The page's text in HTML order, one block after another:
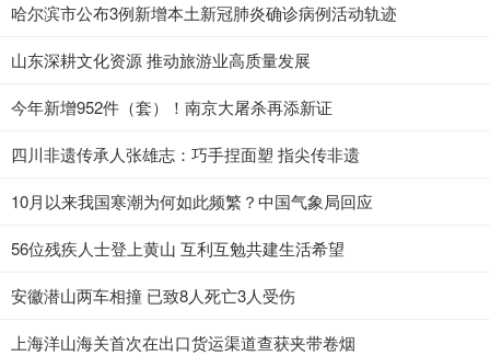
哈尔滨市公布3例新增本土新冠肺炎确诊病例活动轨迹
山东深耕文化资源 推动旅游业高质量发展
今年新增952件（套）！南京大屠杀再添新证
四川非遗传承人张雄志：巧手捏面塑 指尖传非遗
10月以来我国寒潮为何如此频繁？中国气象局回应
56位残疾人士登上黄山 互利互勉共建生活希望
安徽潜山两车相撞 已致8人死亡3人受伤
上海洋山海关首次在出口货运渠道查获夹带卷烟